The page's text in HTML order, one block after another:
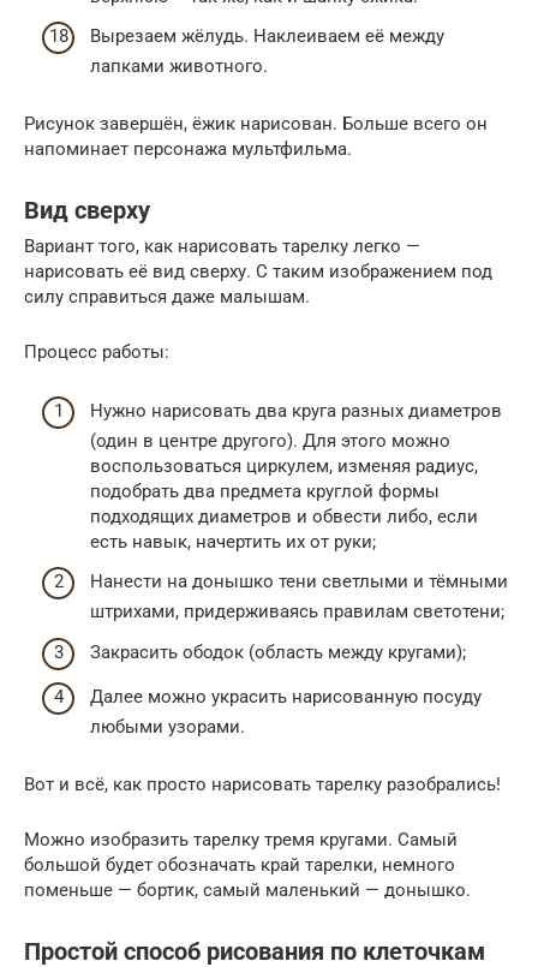
Вырезаем жёлудь. Наклеиваем её между
лапками животного.
Рисунок завершён, ёжик нарисован. Больше всего он
напоминает персонажа мультфильма.
Вид сверху
Вариант того, как нарисовать тарелку легко —
нарисовать её вид сверху. С таким изображением под
силу справиться даже малышам.
Процесс работы:
Нужно нарисовать два круга разных диаметров
(один в центре другого). Для этого можно
воспользоваться циркулем, изменяя радиус,
подобрать два предмета круглой формы
подходящих диаметров и обвести либо, если
есть навык, начертить их от руки;
Нанести на донышко тени светлыми и тёмными
штрихами, придерживаясь правилам светотени;
Закрасить ободок (область между кругами);
Далее можно украсить нарисованную посуду
любыми узорами.
Вот и всё, как просто нарисовать тарелку разобрались!
Можно изобразить тарелку тремя кругами. Самый
большой будет обозначать край тарелки, немного
поменьше — бортик, самый маленький — донышко.
Простой способ рисования по клеточкам